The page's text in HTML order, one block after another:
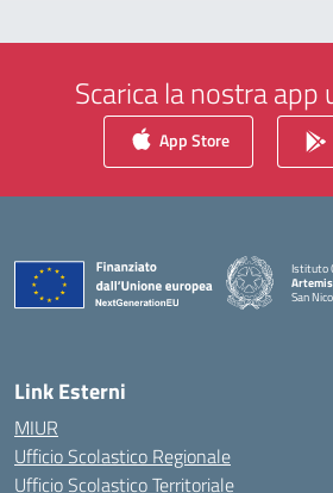
Scarica la nostra app
App Store
Istituto
San
Link Esterni
MIUR
Ufficio Scolastico Regionale
Ufficio Scolastico Territoriale